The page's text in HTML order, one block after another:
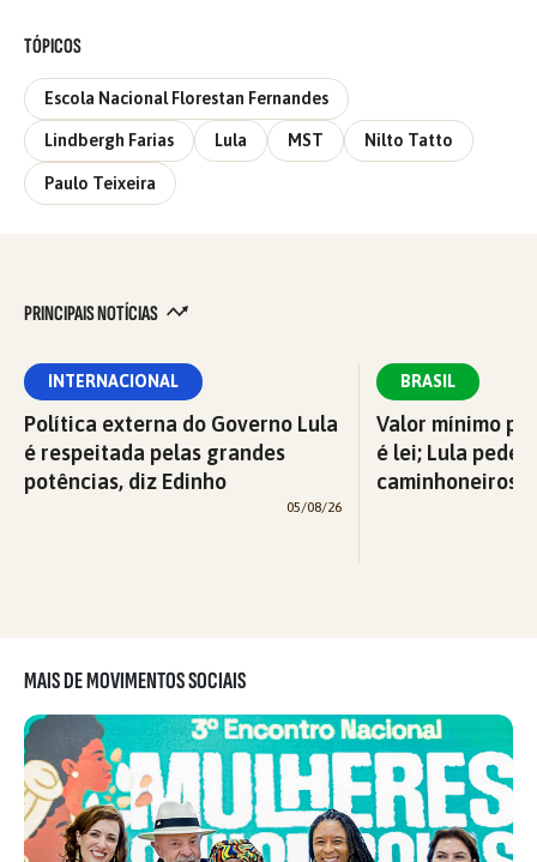
TÓPICOS
Escola Nacional Florestan Fernandes
Lindbergh Farias Lula MST Nilto Tatto
Paulo Teixeira
PRINCIPAIS NOTÍCIAS
INTERNACIONAL
Política externa do Governo Lula
é respeitada pelas grandes
potências, diz Edinho
05/08/26
BRASIL
Valor mínimo
é lei; Lula pede
caminhoneiros
MAIS DE MOVIMENTOS SOCIAIS